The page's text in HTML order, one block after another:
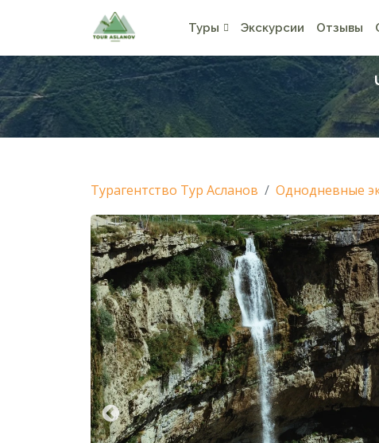
Туры Экскурсии Отзывы
Турагентство Тур Асланов Однодневные